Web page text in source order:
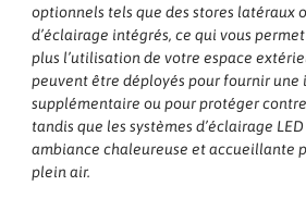
optionnels tels que des stores latéraux
d’éclairage intégrés, ce qui vous
plus l’utilisation de votre espace
peuvent être déployés pour fournir une
supplémentaire ou pour protéger
tandis que les systèmes d’éclairage
ambiance chaleureuse et accueillante
plein air.